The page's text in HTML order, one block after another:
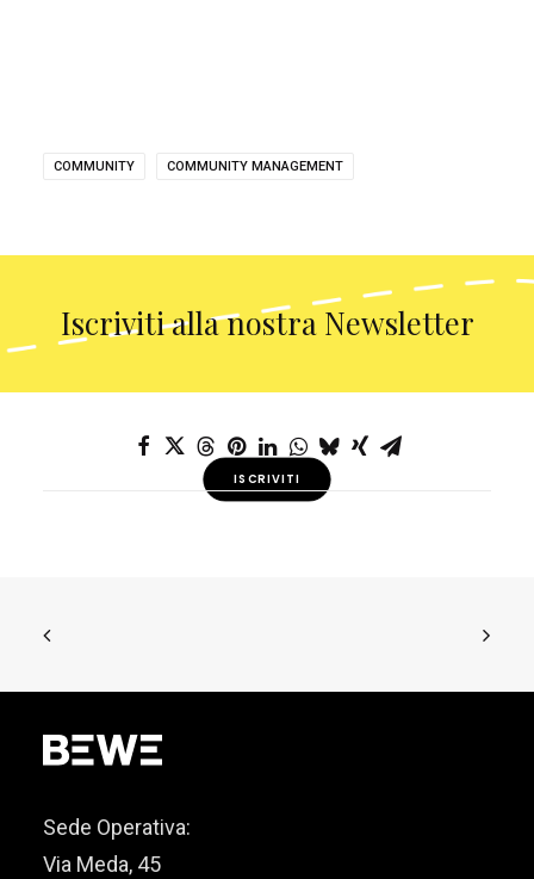
COMMUNITY COMMUNITY MANAGEMENT
Iscriviti alla nostra Newsletter
ISCRIVITI
Sede Operativa:
Via Meda, 45